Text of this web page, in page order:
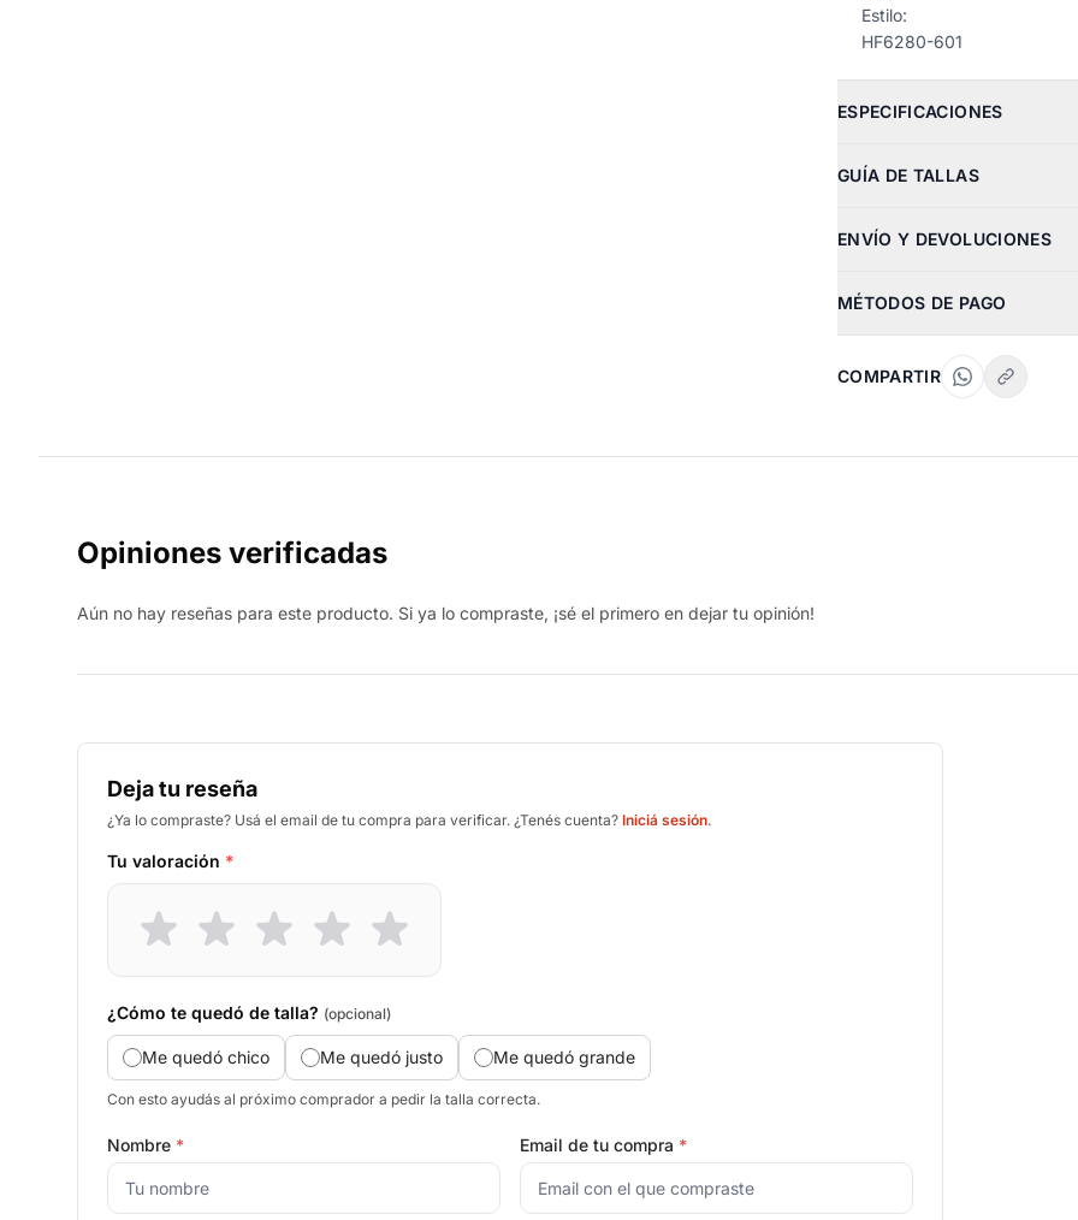
Estilo:
HF6280-601
ESPECIFICACIONES
GUÍA DE TALLAS
ENVÍO Y DEVOLUCIONES
MÉTODOS DE PAGO
COMPARTIR
Opiniones verificadas
Aún no hay reseñas para este producto. Si ya lo compraste, ¡sé el primero en dejar tu opinión!
Deja tu reseña
¿Ya lo compraste? Usá el email de tu compra para verificar. ¿Tenés cuenta? Iniciá sesión.
Tu valoración *
¿Cómo te quedó de talla? (opcional)
Me quedó chico Me quedó justo Me quedó grande
Con esto ayudás al próximo comprador a pedir la talla correcta.
Nombre * Email de tu compra *